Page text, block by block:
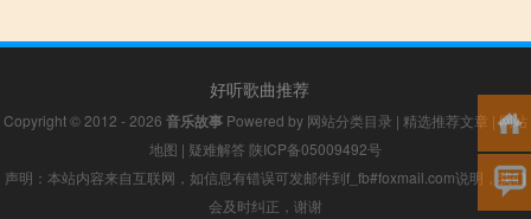
好听歌曲推荐
Copyright © 2012 - 2026 音乐故事 Powered by 网站分类目录 | 精选推荐文章 |网站
地图 | 疑难解答 陕ICP备05009492号
声明：本站内容来自互联网，如信息有错误可发邮件到f_fb#foxmail.com说明，我们
会及时纠正，谢谢